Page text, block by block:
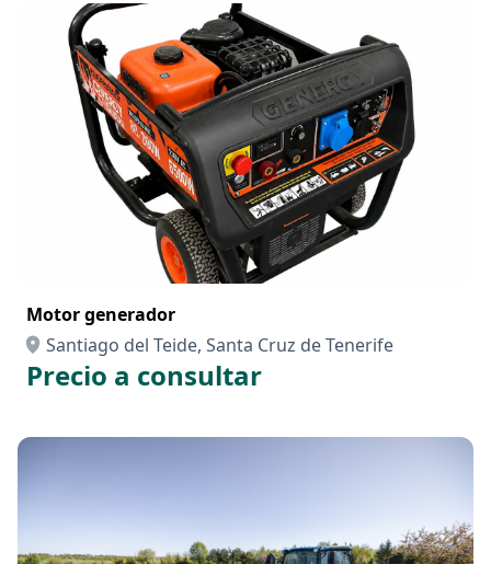
Motor generador
Santiago del Teide, Santa Cruz de Tenerife
Precio a consultar